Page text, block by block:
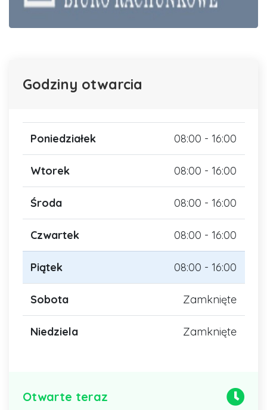
Godziny otwarcia
Poniedziałek 08:00 - 16:00
Wtorek 08:00 - 16:00
Środa 08:00 - 16:00
Czwartek 08:00 - 16:00
Piątek 08:00 - 16:00
Sobota Zamknięte
Niedziela Zamknięte
Otwarte teraz